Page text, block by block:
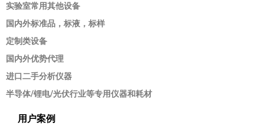
实验室常用其他设备
国内外标准品，标液，标样
定制类设备
国内外优势代理
进口二手分析仪器
半导体/锂电/光伏行业等专用仪器和耗材
用户案例